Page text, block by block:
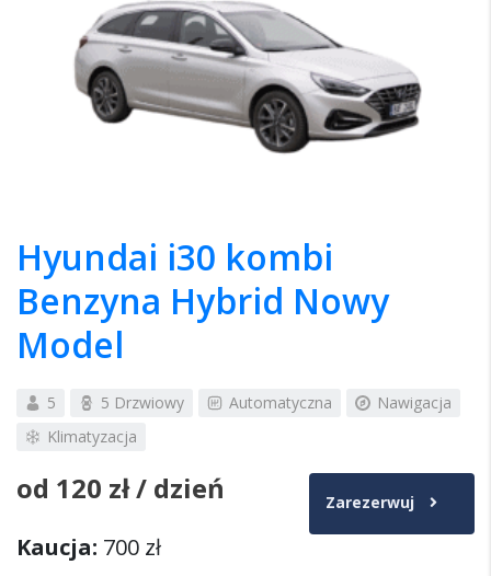
Hyundai i30 kombi
Benzyna Hybrid Nowy
Model
5 5 Drzwiowy Automatyczna
Nawigacja
Klimatyzacja
od 120 zł/ dzień Zarezerwuj
Kaucja: 700 zł